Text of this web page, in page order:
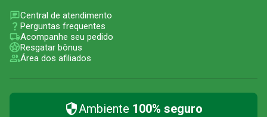
Central de atendimento
Perguntas frequentes
Acompanhe seu pedido
Resgatar bônus
Área dos afiliados
Ambiente 100% seguro